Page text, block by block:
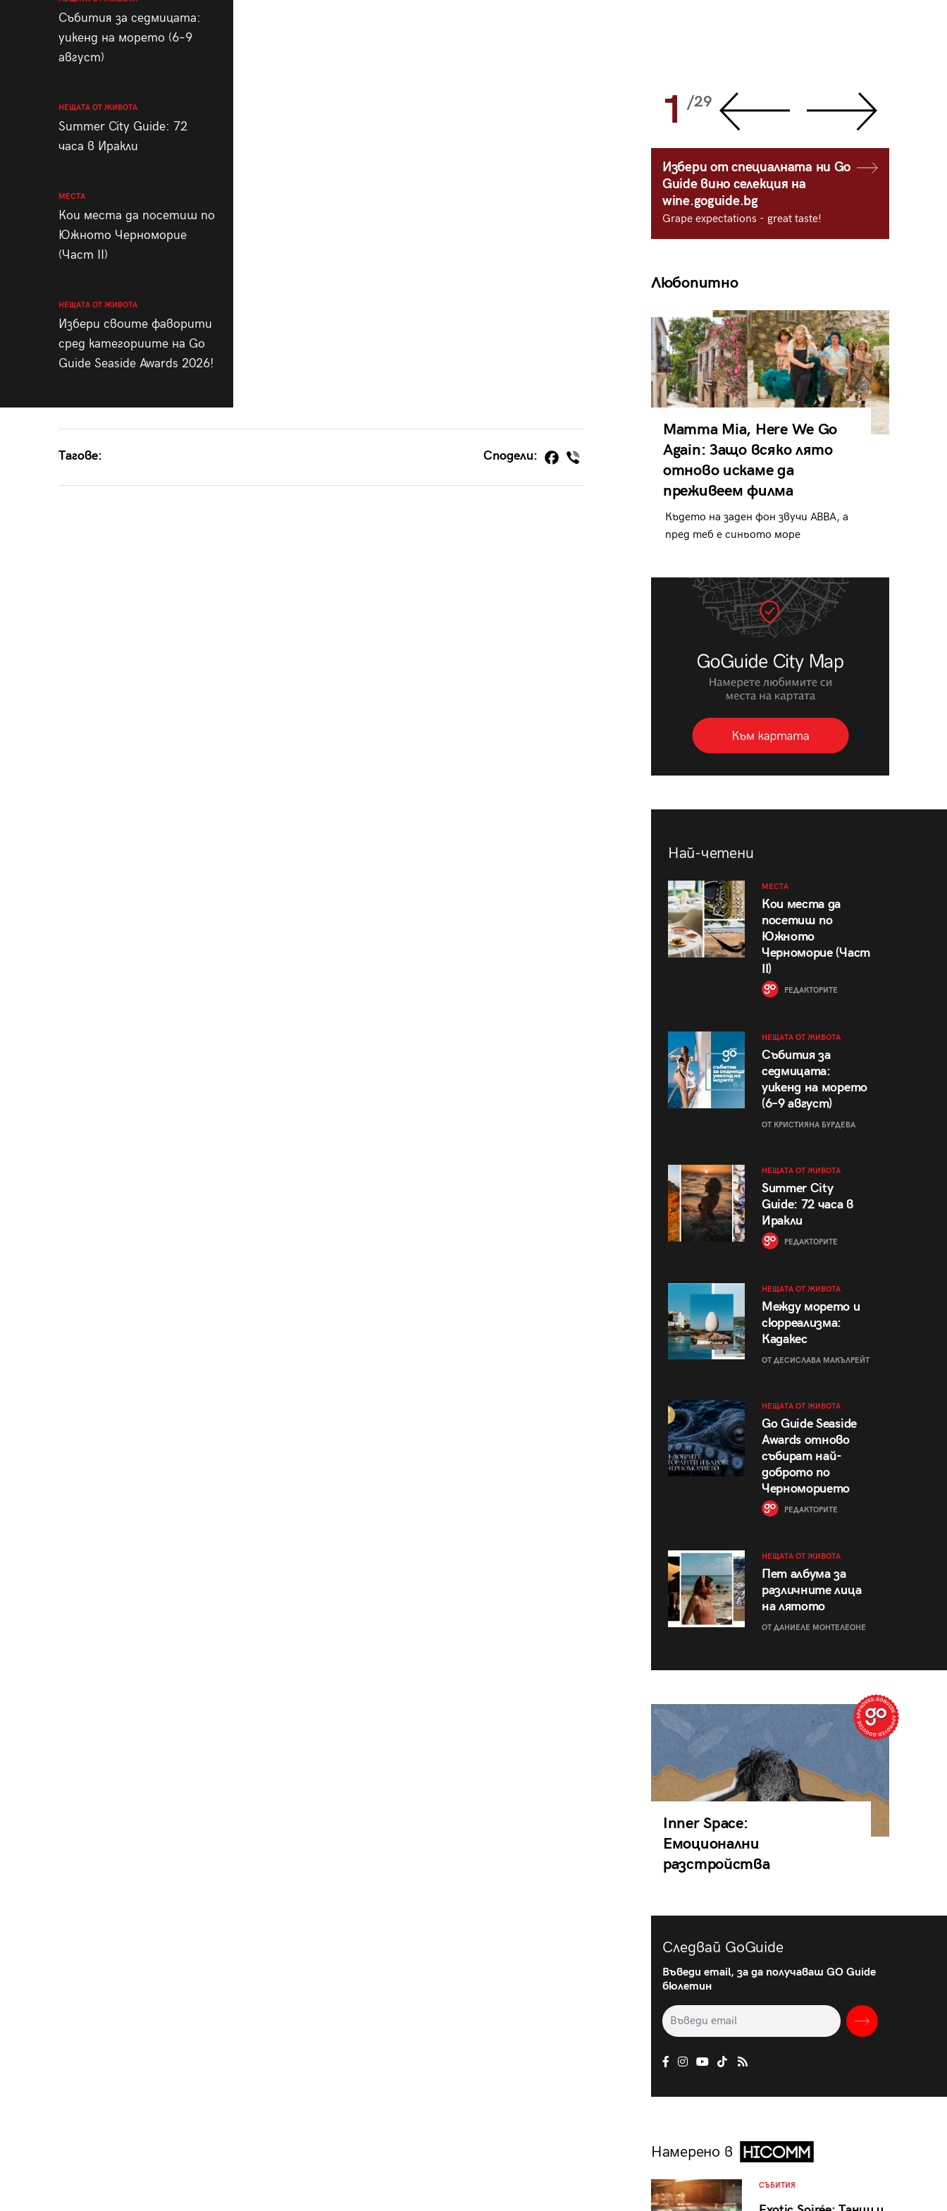
Събития за седмицата:
уикенд на морето (6–9
август)
НЕЩАТА ОТ ЖИВОТА
Summer City Guide: 72
часа в Иракли
МЕСТА
Кои места да посетиш по
Южното Черноморие
(Част II)
НЕЩАТА ОТ ЖИВОТА
Избери своите фаворити
сред категориите на Go
Guide Seaside Awards 2026!
Тагове: Сподели:
28 1 /29
Избери от специалната ни Go
Guide вино селекция на
wine.goguide.bg
Grape expectations - great taste!
Любопитно
Mamma Mia, Here We Go
Again: Защо всяко лято
отново искаме да
преживеем филма
Където на заден фон звучи ABBA, а
пред теб е синьото море
Най-четени
МЕСТА
Кои места да
посетиш по
Южното
Черноморие (Част
II)
РЕДАКТОРИТЕ
НЕЩАТА ОТ ЖИВОТА
Събития за
седмицата:
уикенд на морето
(6–9 август)
ОТ КРИСТИЯНА БУРДЕВА
НЕЩАТА ОТ ЖИВОТА
Summer City
Guide: 72 часа в
Иракли
РЕДАКТОРИТЕ
НЕЩАТА ОТ ЖИВОТА
Между морето и
сюрреализма:
Кадакес
ОТ ДЕСИСЛАВА МАКЪЛРЕЙТ
НЕЩАТА ОТ ЖИВОТА
Go Guide Seaside
Awards отново
събират най-
доброто по
Черноморието
РЕДАКТОРИТЕ
НЕЩАТА ОТ ЖИВОТА
Пет албума за
различните лица
на лятото
ОТ ДАНИЕЛЕ МОНТЕЛЕОНЕ
Inner Space:
Емоционални
разстройства
Следвай GoGuide
Въведи email, за да получаваш GO Guide
бюлетин
Намерено в
СЪБИТИЯ